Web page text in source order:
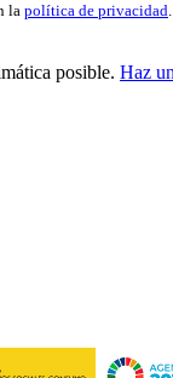
la política de privacidad.
posible. Haz